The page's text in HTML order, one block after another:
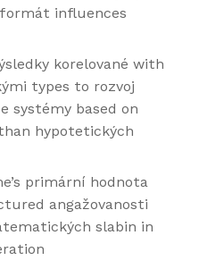
influences
korelované with
types to rozvoj
systémy based on
hypotetických
primární hodnota
angažovanosti
slabin in